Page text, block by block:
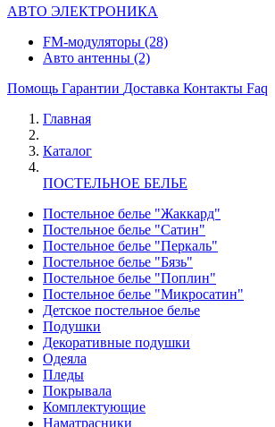
АВТО ЭЛЕКТРОНИКА
FM-модуляторы (28)
Авто антенны (2)
Помощь Гарантии Доставка Контакты Faq
Главная
Каталог
ПОСТЕЛЬНОЕ БЕЛЬЕ
Постельное белье "Жаккард"
Постельное белье "Сатин"
Постельное белье "Перкаль"
Постельное белье "Бязь"
Постельное белье "Поплин"
Постельное белье "Микросатин"
Детское постельное белье
Подушки
Декоративные подушки
Одеяла
Пледы
Покрывала
Комплектующие
Наматрасники